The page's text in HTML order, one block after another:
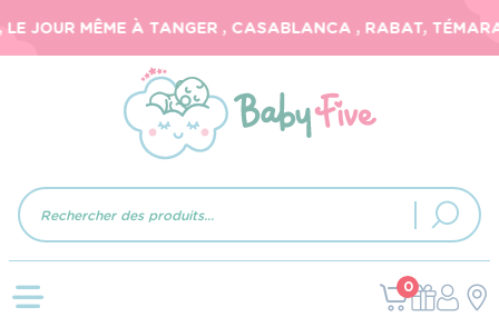
JOUR MÊME À TANGER , CASABLANCA , RABAT,
Recherche
de
produits
0